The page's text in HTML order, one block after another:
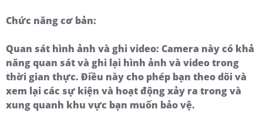
Chức năng cơ bản:
Quan sát hình ảnh và ghi video: Camera này có khả
năng quan sát và ghi lại hình ảnh và video trong
thời gian thực. Điều này cho phép bạn theo dõi và
xem lại các sự kiện và hoạt động xảy ra trong và
xung quanh khu vực bạn muốn bảo vệ.